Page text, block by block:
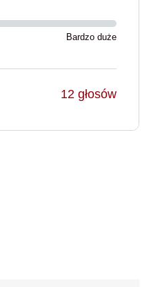
Bardzo duże
12 głosów